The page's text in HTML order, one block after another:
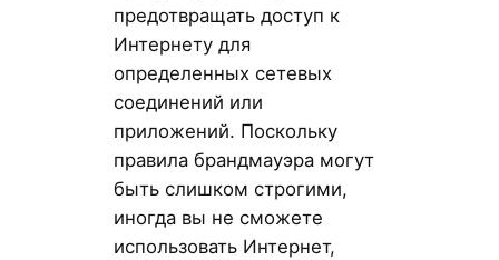
предотвращать доступ к
Интернету для
определенных сетевых
соединений или
приложений. Поскольку
правила брандмауэра могут
быть слишком строгими,
иногда вы не сможете
использовать Интернет,